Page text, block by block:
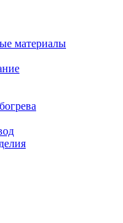
материалы